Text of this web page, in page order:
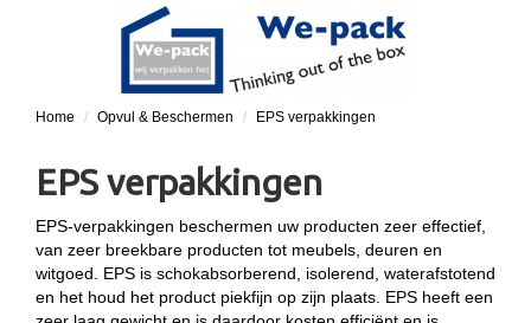
Home Opvul & Beschermen EPS verpakkingen
EPS verpakkingen
EPS-verpakkingen beschermen uw producten zeer effectief,
van zeer breekbare producten tot meubels, deuren en
witgoed. EPS is schokabsorberend, isolerend, waterafstotend
en het houd het product piekfijn op zijn plaats. EPS heeft een